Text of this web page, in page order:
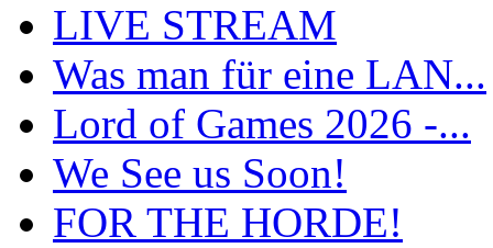
LIVE STREAM
Was man für eine LAN...
Lord of Games 2026 -...
We See us Soon!
FOR THE HORDE!